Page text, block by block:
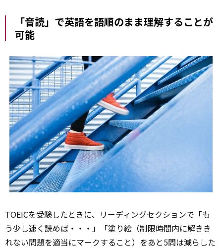
「音読」で英語を語順のまま理解することが
可能
TOEICを受験したときに、リーディングセクションで「も
う少し速く読めば・・・」「塗り絵（制限時間内に解きき
れない問題を適当にマークすること）をあと5問は減らした